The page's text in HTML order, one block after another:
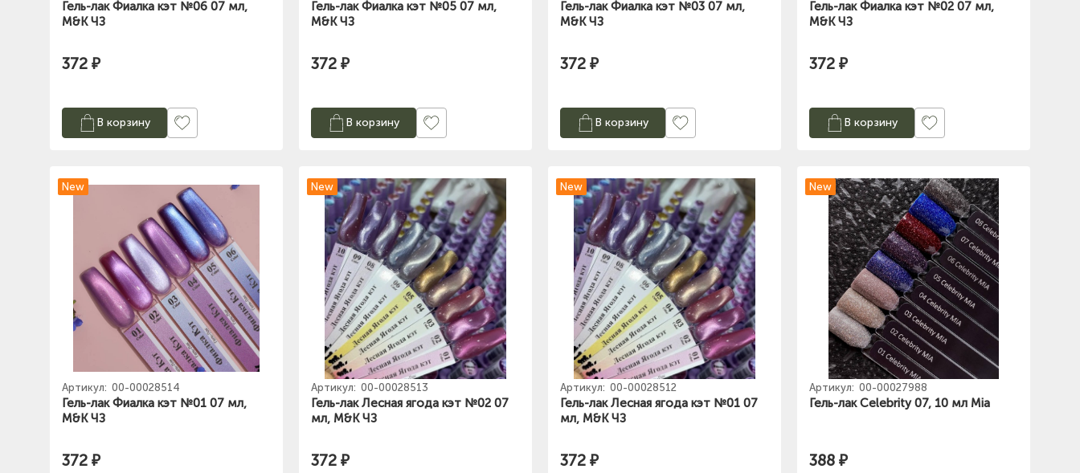
Гель-лак Фиалка кэт №06 07 мл,
M&K ЧЗ
372 ₽
В корзину
Гель-лак Фиалка кэт №05 07 мл,
M&K ЧЗ
372 ₽
В корзину
Гель-лак Фиалка кэт №03 07 мл,
M&K ЧЗ
372 ₽
В корзину
Гель-лак Фиалка кэт №02 07 мл,
M&K ЧЗ
372 ₽
В корзину
New
Артикул: 00-00028514
Гель-лак Фиалка кэт №01 07 мл,
M&K ЧЗ
372 ₽
New
Артикул: 00-00028513
Гель-лак Лесная ягода кэт №02 07
мл, M&K ЧЗ
372 ₽
New
Артикул: 00-00028512
Гель-лак Лесная ягода кэт №01 07
мл, M&K ЧЗ
372 ₽
New
Артикул: 00-00027988
Гель-лак Celebrity 07, 10 мл Mia
388 ₽